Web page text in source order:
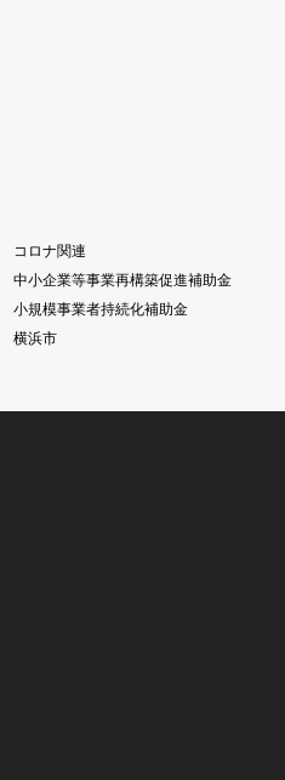
コロナ関連
中小企業等事業再構築促進補助金
小規模事業者持続化補助金
横浜市